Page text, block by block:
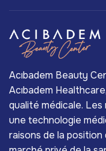
Acıbadem Beauty
Acıbadem
qualité médicale.
une technologie
raisons de la position